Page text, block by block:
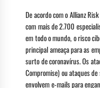
De acordo com o Allianz
com mais de 2.700
em todo o mundo, o risco
principal ameaça para as
surto de coronavírus. Os
Compromise) ou ataques
envolvem e-mails para